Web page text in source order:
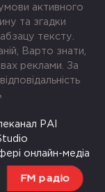
FM радіо
активного
та згадки
тексту.
Варто знати,
реклами. За
РАІ
онлайн-медіа